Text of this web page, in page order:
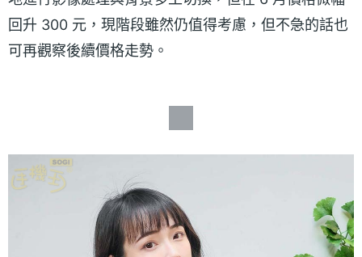
回升 300 元，現階段雖然仍值得考慮，但不急的話也
可再觀察後續價格走勢。